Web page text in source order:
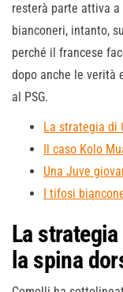
resterà parte attiva
bianconeri, intanto,
perché il francese
dopo anche le verità
al PSG.
La strategia di
Il caso Kolo
Una Juve
I tifosi
La
la spina